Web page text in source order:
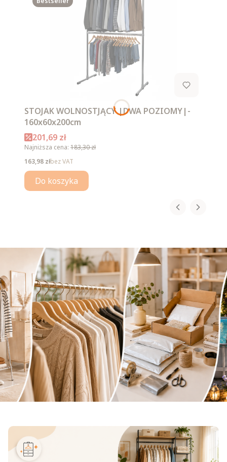
STOJAK WOLNOSTJĄCY |DWA POZIOMY|-
160x60x200cm
Cena promocyjna
201,69 zł
Najniższa cena: 183,30 zł
Cena
163,98 złbez VAT
Do koszyka